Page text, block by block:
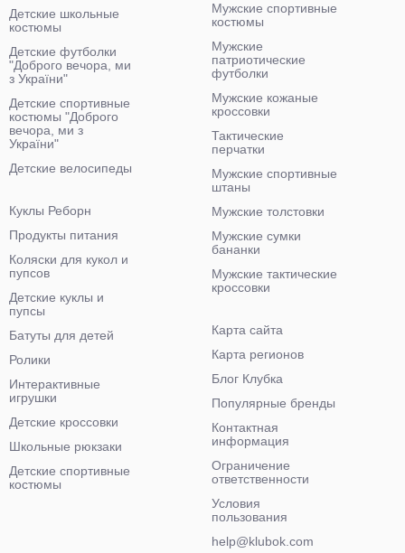
Детские школьные
костюмы
Детские футболки
"Доброго вечора, ми
з України"
Детские спортивные
костюмы "Доброго
вечора, ми з
України"
Детские велосипеды
Мужские спортивные
костюмы
Мужские
патриотические
футболки
Мужские кожаные
кроссовки
Тактические
перчатки
Мужские спортивные
штаны
Мужские толстовки
Мужские сумки
бананки
Мужские тактические
кроссовки
Куклы Реборн
Продукты питания
Коляски для кукол и
пупсов
Детские куклы и
пупсы
Батуты для детей
Ролики
Интерактивные
игрушки
Детские кроссовки
Школьные рюкзаки
Детские спортивные
костюмы
Карта сайта
Карта регионов
Блог Клубка
Популярные бренды
Контактная
информация
Ограничение
ответственности
Условия
пользования
help@klubok.com